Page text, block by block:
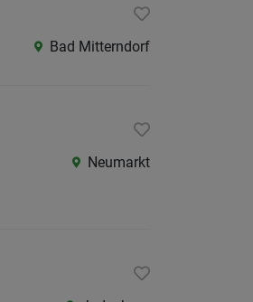
Bad Mitterndorf
Neumarkt